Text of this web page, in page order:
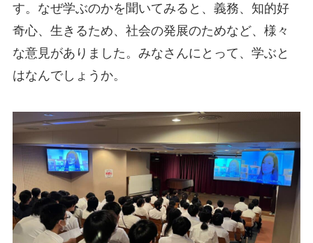
す。なぜ学ぶのかを聞いてみると、義務、知的好
奇心、生きるため、社会の発展のためなど、様々
な意見がありました。みなさんにとって、学ぶと
はなんでしょうか。